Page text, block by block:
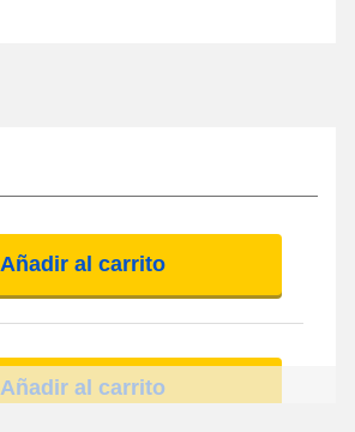
Añadir al carrito
Añadir al carrito